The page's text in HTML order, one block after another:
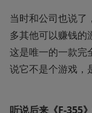
当时和公司也说了
多其他可以赚钱的
这是唯一的一款完
说它不是个游戏，
听说后来《F-355